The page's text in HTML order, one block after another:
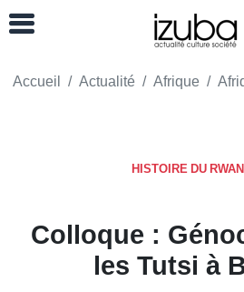
Accueil Actualité Afrique
HISTOIRE DU
Colloque :
les Tutsi à